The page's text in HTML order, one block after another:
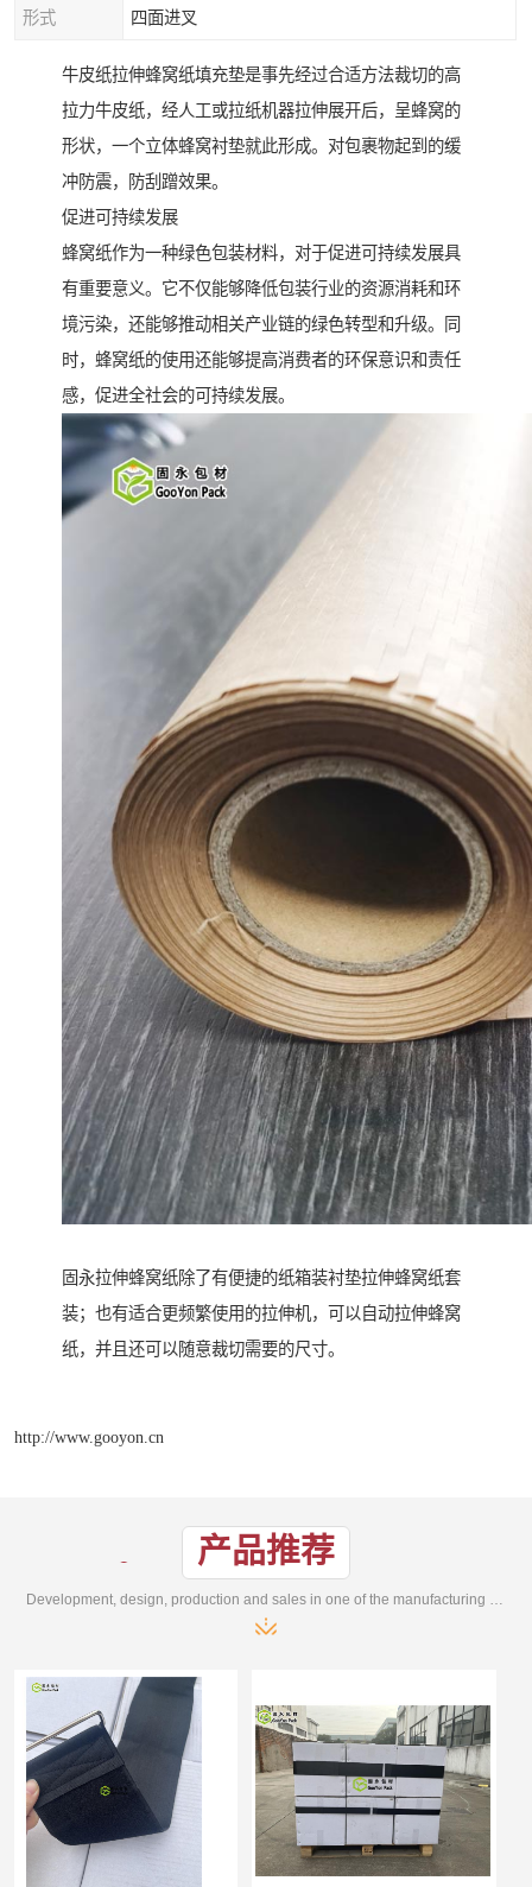
形式 四面进叉
牛皮纸拉伸蜂窝纸填充垫是事先经过合适方法裁切的高
拉力牛皮纸，经人工或拉纸机器拉伸展开后，呈蜂窝的
形状，一个立体蜂窝衬垫就此形成。对包裹物起到的缓
冲防震，防刮蹭效果。
促进可持续发展
蜂窝纸作为一种绿色包装材料，对于促进可持续发展具
有重要意义。它不仅能够降低包装行业的资源消耗和环
境污染，还能够推动相关产业链的绿色转型和升级。同
时，蜂窝纸的使用还能够提高消费者的环保意识和责任
感，促进全社会的可持续发展。
固永拉伸蜂窝纸除了有便捷的纸箱装衬垫拉伸蜂窝纸套
装；也有适合更频繁使用的拉伸机，可以自动拉伸蜂窝
纸，并且还可以随意裁切需要的尺寸。
http://www.gooyon.cn
产品推荐
Development, design, production and sales in one of the manufacturing enterprises